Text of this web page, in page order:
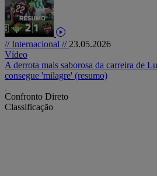
// Internacional // 23.05.2026
Vídeo
A derrota mais saborosa da carreira de
consegue 'milagre' (resumo)
Confronto Direto
Classificação